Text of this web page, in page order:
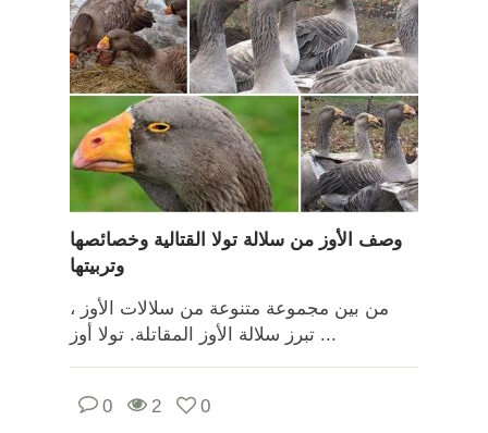
وصف الأوز من سلالة تولا القتالية وخصائصها
وتربيتها
من بين مجموعة متنوعة من سلالات الأوز ،
تبرز سلالة الأوز المقاتلة. تولا أوز ...
0 2 0